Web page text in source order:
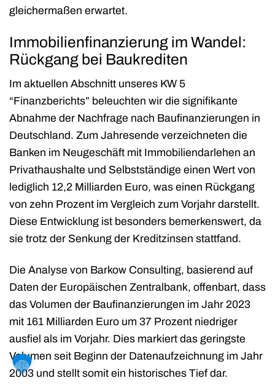
gleichermaßen erwartet.
Immobilienfinanzierung im Wandel:
Rückgang bei Baukrediten
Im aktuellen Abschnitt unseres KW 5
“Finanzberichts” beleuchten wir die signifikante
Abnahme der Nachfrage nach Baufinanzierungen in
Deutschland. Zum Jahresende verzeichneten die
Banken im Neugeschäft mit Immobiliendarlehen an
Privathaushalte und Selbstständige einen Wert von
lediglich 12,2 Milliarden Euro, was einen Rückgang
von zehn Prozent im Vergleich zum Vorjahr darstellt.
Diese Entwicklung ist besonders bemerkenswert, da
sie trotz der Senkung der Kreditzinsen stattfand.
Die Analyse von Barkow Consulting, basierend auf
Daten der Europäischen Zentralbank, offenbart, dass
das Volumen der Baufinanzierungen im Jahr 2023
mit 161 Milliarden Euro um 37 Prozent niedriger
ausfiel als im Vorjahr. Dies markiert das geringste
Volumen seit Beginn der Datenaufzeichnung im Jahr
2003 und stellt somit ein historisches Tief dar.